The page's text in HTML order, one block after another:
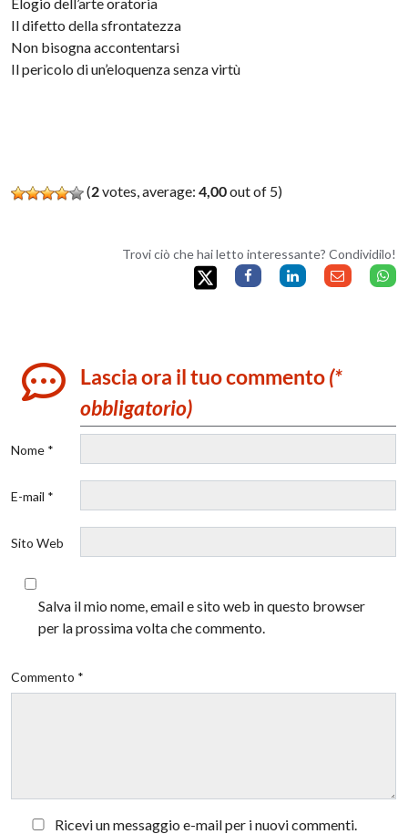
Il difetto della sfrontatezza
Non bisogna accontentarsi
Il pericolo di un’eloquenza senza virtù
(2votes, average:4,00out of 5)
Trovi ciò che hai letto interessante? Condividilo!
Lascia ora il tuo commento(*
obbligatorio)
Nome *
E-mail *
Sito Web
Salva il mio nome, email e sito web in questo browser
per la prossima volta che commento.
Commento *
Ricevi un messaggio e-mail per i nuovi commenti.